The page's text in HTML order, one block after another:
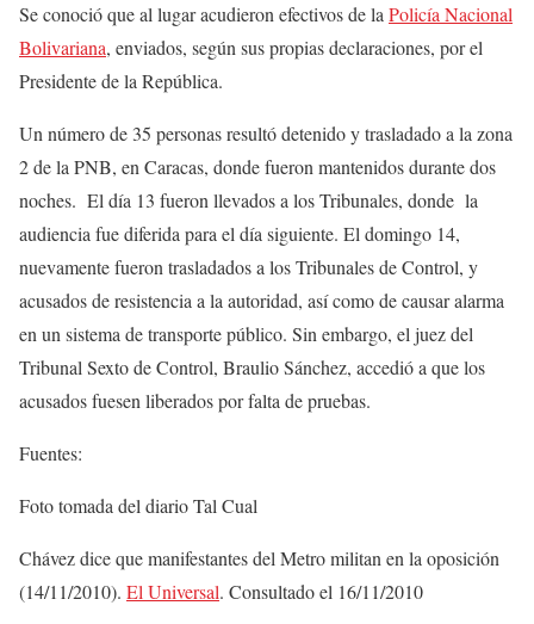
Se conoció que al lugar acudieron efectivos de la Policía Nacional
Bolivariana, enviados, según sus propias declaraciones, por el
Presidente de la República.
Un número de 35 personas resultó detenido y trasladado a la zona
2 de la PNB, en Caracas, donde fueron mantenidos durante dos
noches. El día 13 fueron llevados a los Tribunales, donde la
audiencia fue diferida para el día siguiente. El domingo 14,
nuevamente fueron trasladados a los Tribunales de Control, y
acusados de resistencia a la autoridad, así como de causar alarma
en un sistema de transporte público. Sin embargo, el juez del
Tribunal Sexto de Control, Braulio Sánchez, accedió a que los
acusados fuesen liberados por falta de pruebas.
Fuentes:
Foto tomada del diario Tal Cual
Chávez dice que manifestantes del Metro militan en la oposición
(14/11/2010). El Universal. Consultado el 16/11/2010